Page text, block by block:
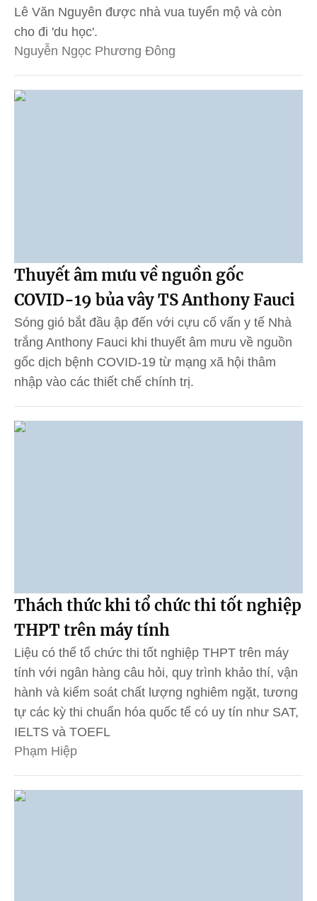
Lê Văn Nguyên được nhà vua tuyển mộ và còn
cho đi 'du học'.
Nguyễn Ngọc Phương Đông
Thuyết âm mưu về nguồn gốc
COVID-19 bủa vây TS Anthony Fauci
Sóng gió bắt đầu ập đến với cựu cố vấn y tế Nhà
trắng Anthony Fauci khi thuyết âm mưu về nguồn
gốc dịch bệnh COVID-19 từ mạng xã hội thâm
nhập vào các thiết chế chính trị.
Thách thức khi tổ chức thi tốt nghiệp
THPT trên máy tính
Liệu có thể tổ chức thi tốt nghiệp THPT trên máy
tính với ngân hàng câu hỏi, quy trình khảo thí, vận
hành và kiểm soát chất lượng nghiêm ngặt, tương
tự các kỳ thi chuẩn hóa quốc tế có uy tín như SAT,
IELTS và TOEFL
Phạm Hiệp